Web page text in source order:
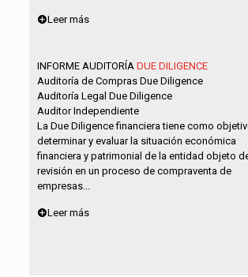
Leer más
INFORME AUDITORÍA DUE DILIGENCE
Auditoría de Compras Due Diligence
Auditoría Legal Due Diligence
Auditor Independiente
La Due Diligence financiera tiene como
determinar y evaluar la situación económica
financiera y patrimonial de la entidad objeto
revisión en un proceso de compraventa de
empresas...
Leer más